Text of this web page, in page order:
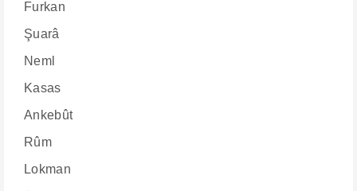
Furkan
Şuarâ
Neml
Kasas
Ankebût
Rûm
Lokman